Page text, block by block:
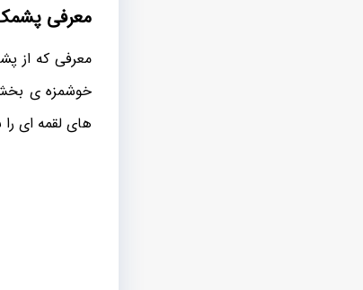
معرفی
معرفی که از
خوشمزه ی بخش
های لقمه ای